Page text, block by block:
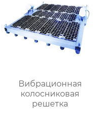
Вибрационная
колосниковая
решетка